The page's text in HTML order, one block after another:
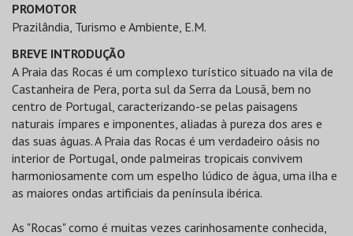
PROMOTOR
Prazilândia, Turismo e Ambiente, E.M.
BREVE INTRODUÇÃO
A Praia das Rocas é um complexo turístico situado na vila de
Castanheira de Pera, porta sul da Serra da Lousã, bem no
centro de Portugal, caracterizando-se pelas paisagens
naturais ímpares e imponentes, aliadas à pureza dos ares e
das suas águas. A Praia das Rocas é um verdadeiro oásis no
interior de Portugal, onde palmeiras tropicais convivem
harmoniosamente com um espelho lúdico de água, uma ilha e
as maiores ondas artificiais da península ibérica.
As "Rocas" como é muitas vezes carinhosamente conhecida,